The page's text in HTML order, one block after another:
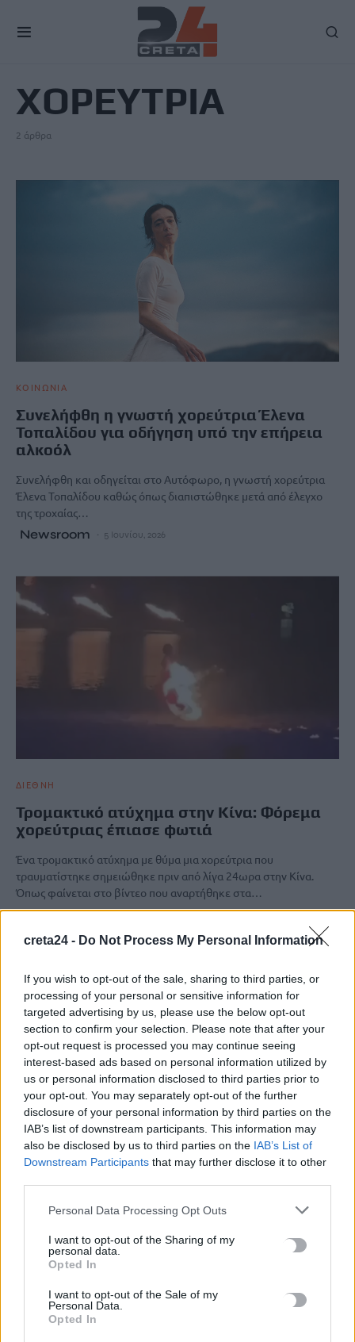
creta24 - Do Not Process My Personal Information
If you wish to opt-out of the sale, sharing to third parties, or
processing of your personal or sensitive information for
targeted advertising by us, please use the below opt-out
section to confirm your selection. Please note that after your
opt-out request is processed you may continue seeing
interest-based ads based on personal information utilized by
us or personal information disclosed to third parties prior to
your opt-out. You may separately opt-out of the further
disclosure of your personal information by third parties on the
IAB’s list of downstream participants. This information may
also be disclosed by us to third parties on the IAB’s List of
Downstream Participants that may further disclose it to other
Personal Data Processing Opt Outs
I want to opt-out of the Sharing of my
personal data.
Opted In
I want to opt-out of the Sale of my
Personal Data.
Opted In
ΧΟΡΕΥΤΡΙΑ
2 άρθρα
ΚΟΙΝΩΝΙΑ
Συνελήφθη η γνωστή χορεύτρια Έλενα
Τοπαλίδου για οδήγηση υπό την επήρεια
αλκοόλ
Συνελήφθη και οδηγείται στο Αυτόφωρο, η γνωστή χορεύτρια
Έλενα Τοπαλίδου καθώς όπως διαπιστώθηκε μετά από έλεγχο
της τροχαίας…
Newsroom 5 Ιουνίου, 2026
ΔΙΕΘΝΗ
Τρομακτικό ατύχημα στην Κίνα: Φόρεμα
χορεύτριας έπιασε φωτιά
Ένα τρομακτικό ατύχημα με θύμα μια χορεύτρια που
τραυματίστηκε σημειώθηκε πριν από λίγα 24ωρα στην Κίνα.
Όπως φαίνεται στο βίντεο που αναρτήθηκε στα…
Newsroom 9 Απριλίου, 2026
Κίνα: Προ των πυλών ο τυφώνας Dolphin στην ανατολική
ακτή- Σε επιφυλακή για πλημμύρες, κατολισθήσεις
9 Αυγούστου, 2026
Ηράκλειο: Ο Χανς δόθηκε για υιοθεσία από το Κυνοκομείο και
σκοτώθηκε από τον ιδιοκτήτη του – Η καταγγελία της
«Σείριος»
9 Αυγούστου, 2026
Τραγωδία στα Μάλια: Νεκρός 64χρονος στη θάλασσα
9 Αυγούστου, 2026
Ριπές ανέμου έως 110 χλμ/ώρα στην Κρήτη -Στο «κόκκινο»
μέχρι την Τετάρτη